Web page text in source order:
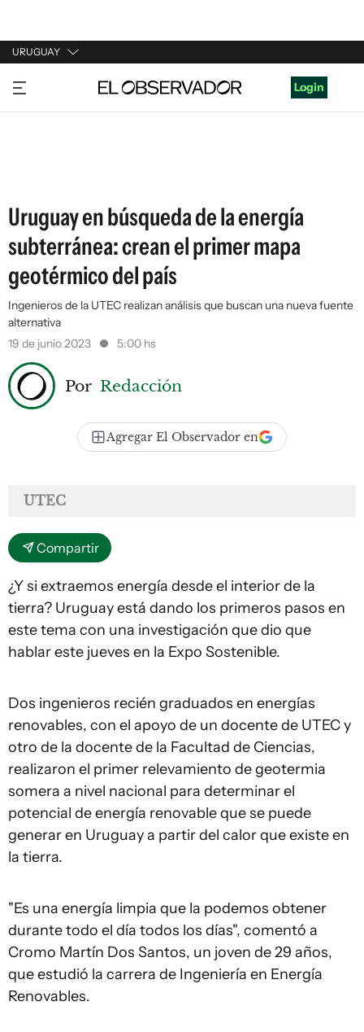
URUGUAY
URUGUAY
ARGENTINA
Login
Uruguay en búsqueda de la energía
subterránea: crean el primer mapa
geotérmico del país
Ingenieros de la UTEC realizan análisis que buscan una nueva fuente
alternativa
19 de junio 2023
5:00 hs
Por Redacción
Agregar El Observador en
UTEC
Compartir
¿Y si extraemos energía desde el interior de la
tierra? Uruguay está dando los primeros pasos en
este tema con una investigación que dio que
hablar este jueves en la Expo Sostenible.
Dos ingenieros recién graduados en energías
renovables, con el apoyo de un docente de UTEC y
otro de la docente de la Facultad de Ciencias,
realizaron el primer relevamiento de geotermia
somera a nivel nacional para determinar el
potencial de energía renovable que se puede
generar en Uruguay a partir del calor que existe en
la tierra.
"Es una energía limpia que la podemos obtener
durante todo el día todos los días", comentó a
Cromo Martín Dos Santos, un joven de 29 años,
que estudió la carrera de Ingeniería en Energía
Renovables.